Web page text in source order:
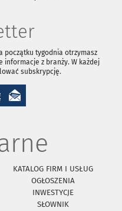
początku tygodnia otrzymasz
z branży. W każdej
subskrypcję.
KATALOG FIRM I USŁUG
OGŁOSZENIA
INWESTYCJE
SŁOWNIK